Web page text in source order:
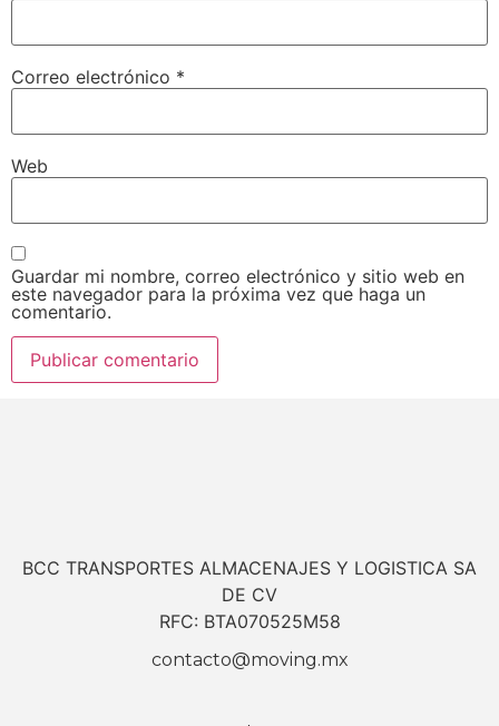
Correo electrónico *
Web
Guardar mi nombre, correo electrónico y sitio web en
este navegador para la próxima vez que haga un
comentario.
BCC TRANSPORTES ALMACENAJES Y LOGISTICA SA
DE CV
RFC: BTA070525M58
contacto@moving.mx